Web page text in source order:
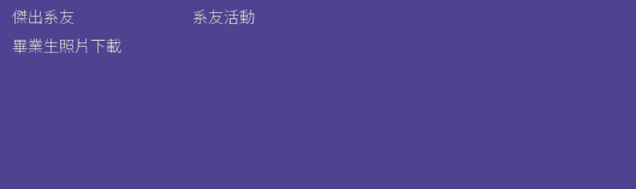
傑出系友
畢業生照片下載
系友活動